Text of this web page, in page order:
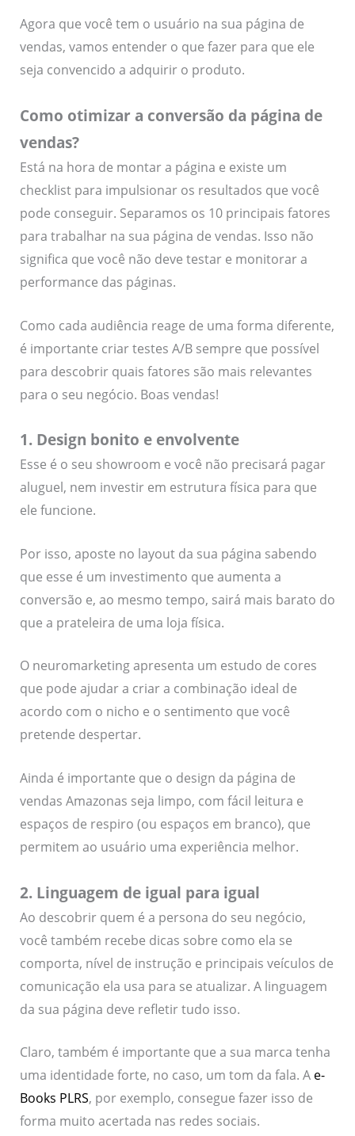
Agora que você tem o usuário na sua página de
vendas, vamos entender o que fazer para que ele
seja convencido a adquirir o produto.
Como otimizar a conversão da página de
vendas?
Está na hora de montar a página e existe um
checklist para impulsionar os resultados que você
pode conseguir. Separamos os 10 principais fatores
para trabalhar na sua página de vendas. Isso não
significa que você não deve testar e monitorar a
performance das páginas.
Como cada audiência reage de uma forma diferente,
é importante criar testes A/B sempre que possível
para descobrir quais fatores são mais relevantes
para o seu negócio. Boas vendas!
1. Design bonito e envolvente
Esse é o seu showroom e você não precisará pagar
aluguel, nem investir em estrutura física para que
ele funcione.
Por isso, aposte no layout da sua página sabendo
que esse é um investimento que aumenta a
conversão e, ao mesmo tempo, sairá mais barato do
que a prateleira de uma loja física.
O neuromarketing apresenta um estudo de cores
que pode ajudar a criar a combinação ideal de
acordo com o nicho e o sentimento que você
pretende despertar.
Ainda é importante que o design da página de
vendas Amazonas seja limpo, com fácil leitura e
espaços de respiro (ou espaços em branco), que
permitem ao usuário uma experiência melhor.
2. Linguagem de igual para igual
Ao descobrir quem é a persona do seu negócio,
você também recebe dicas sobre como ela se
comporta, nível de instrução e principais veículos de
comunicação ela usa para se atualizar. A linguagem
da sua página deve refletir tudo isso.
Claro, também é importante que a sua marca tenha
uma identidade forte, no caso, um tom da fala. A e-
Books PLRS, por exemplo, consegue fazer isso de
forma muito acertada nas redes sociais.